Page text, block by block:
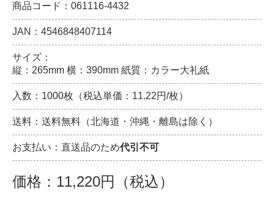
商品コード：061116-4432
JAN：4546848407114
サイズ：
縦：265mm 横：390mm 紙質：カラー大礼紙
入数：1000枚（税込単価：11.22円/枚）
送料：送料無料（北海道・沖縄・離島は除く）
お支払い：直送品のため代引不可
価格：11,220円（税込）